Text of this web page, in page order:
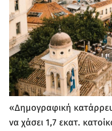
«Δημογραφική
να χάσει 1,7 εκατ.